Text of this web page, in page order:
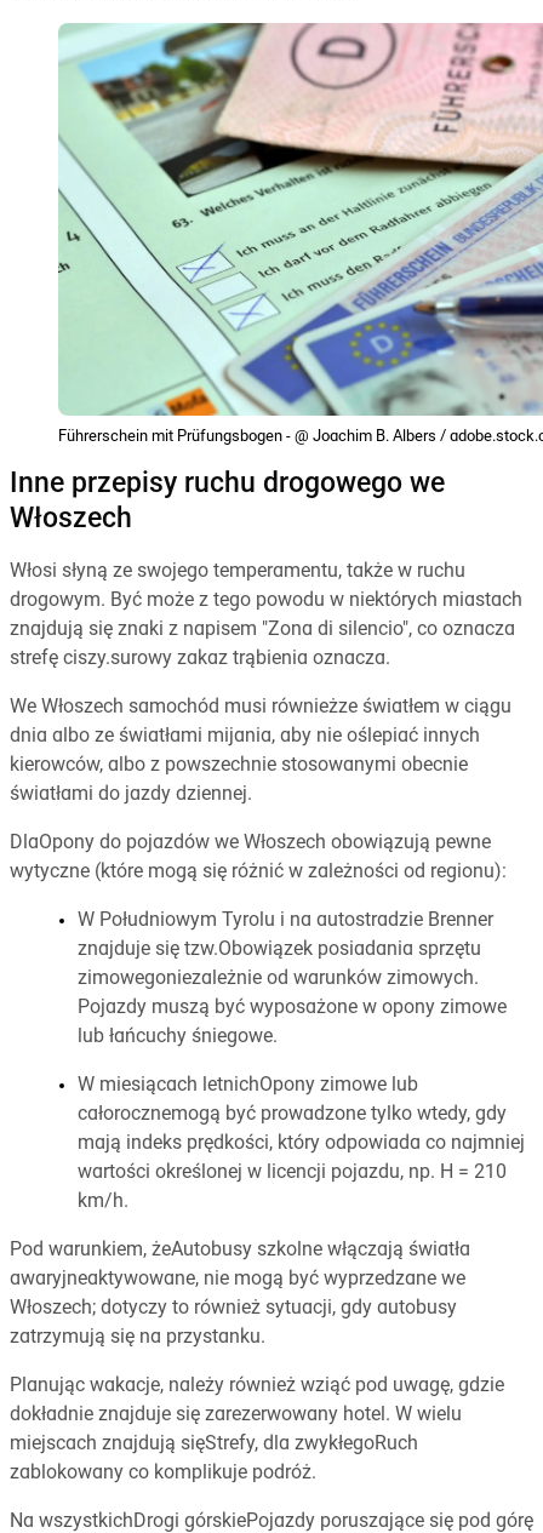
Führerschein mit Prüfungsbogen - @ Joachim B. Albers /
Inne przepisy ruchu drogowego we
Włoszech
Włosi słyną ze swojego temperamentu, także w ruchu
drogowym. Być może z tego powodu w niektórych miastach
znajdują się znaki z napisem "Zona di silencio", co oznacza
strefę ciszy.surowy zakaz trąbienia oznacza.
We Włoszech samochód musi równieżze światłem w ciągu
dnia albo ze światłami mijania, aby nie oślepiać innych
kierowców, albo z powszechnie stosowanymi obecnie
światłami do jazdy dziennej.
DlaOpony do pojazdów we Włoszech obowiązują pewne
wytyczne (które mogą się różnić w zależności od regionu):
W Południowym Tyrolu i na autostradzie Brenner
znajduje się tzw.Obowiązek posiadania sprzętu
zimowegoniezależnie od warunków zimowych.
Pojazdy muszą być wyposażone w opony zimowe
lub łańcuchy śniegowe.
W miesiącach letnichOpony zimowe lub
całorocznemogą być prowadzone tylko wtedy, gdy
mają indeks prędkości, który odpowiada co najmniej
wartości określonej w licencji pojazdu, np. H = 210
km/h.
Pod warunkiem, żeAutobusy szkolne włączają światła
awaryjneaktywowane, nie mogą być wyprzedzane we
Włoszech; dotyczy to również sytuacji, gdy autobusy
zatrzymują się na przystanku.
Planując wakacje, należy również wziąć pod uwagę, gdzie
dokładnie znajduje się zarezerwowany hotel. W wielu
miejscach znajdują sięStrefy, dla zwykłegoRuch
zablokowany co komplikuje podróż.
Na wszystkichDrogi górskiePojazdy poruszające się pod górę